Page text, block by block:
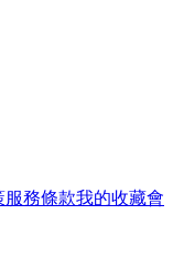
服務條款我的收藏會